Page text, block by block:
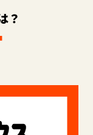
？